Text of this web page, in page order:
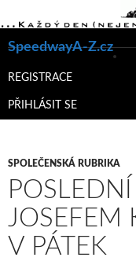
SpeedwayA-Z.cz
K
WEBU
REGISTRACE
PŘIHLÁSIT SE
SPOLEČENSKÁ RUBRIKA
JOSEFEM
V PÁTEK